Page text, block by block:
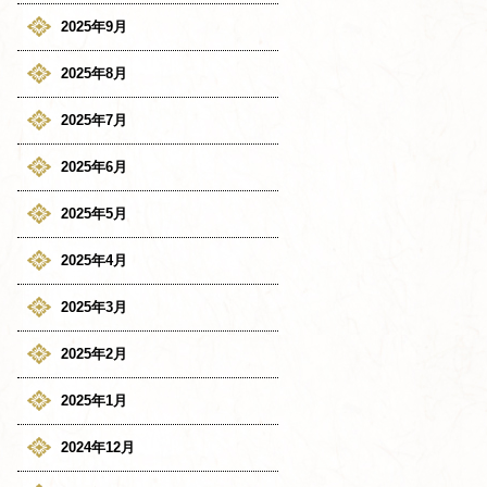
2025年9月
2025年8月
2025年7月
2025年6月
2025年5月
2025年4月
2025年3月
2025年2月
2025年1月
2024年12月